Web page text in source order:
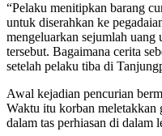
“Pelaku menitipkan barang
untuk diserahkan ke
mengeluarkan sejumlah uang
tersebut. Bagaimana cerita
setelah pelaku tiba di
Awal kejadian pencurian
Waktu itu korban meletakkan
dalam tas perhiasan di dalam